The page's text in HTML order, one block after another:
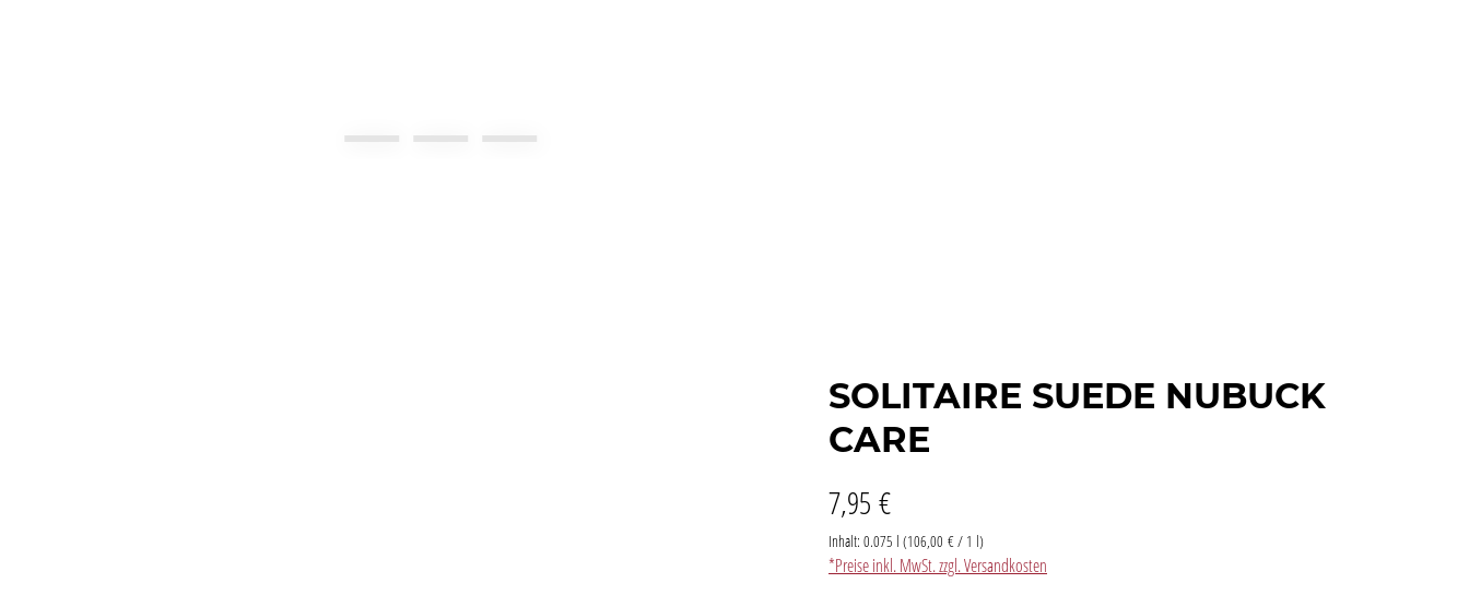
SOLITAIRE SUEDE NUBUCK
CARE
7,95 €
Inhalt: 0.075 l (106,00 € / 1 l)
*Preise inkl. MwSt. zzgl. Versandkosten